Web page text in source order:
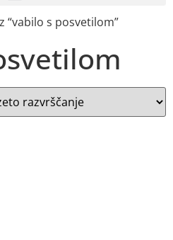
“vabilo s posvetilom”